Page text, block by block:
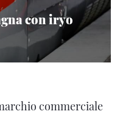
con iryo
commerciale